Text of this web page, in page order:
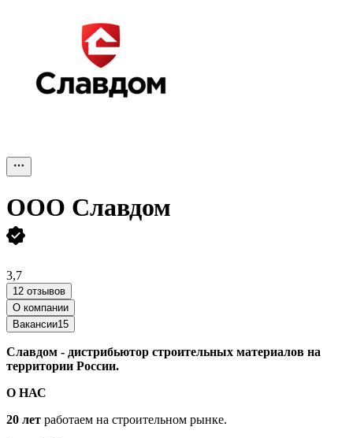
ООО Славдом
3,7
12 отзывов
О компании
Вакансии15
Славдом - дистрибьютор строительных материалов на
территории России.
О НАС
20 лет работаем на строительном рынке.